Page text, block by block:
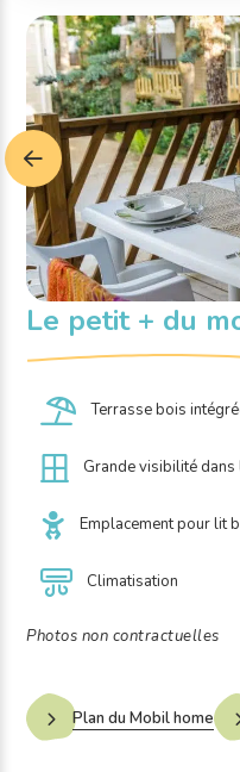
Le petit + du
Terrasse bois
Grande visibilité
Emplacement pour lit
Climatisation
Photos non contractuelles
Plan du Mobil home